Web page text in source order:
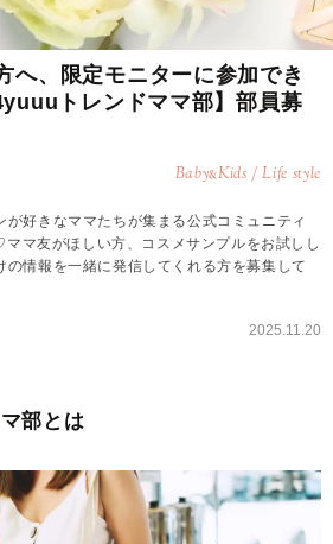
へ、限定モニターに参加でき
トレンドママ部】部員募
Baby&Kids / Life style
好きなママたちが集まる公式コミュニティ
マ友がほしい方、コスメサンプルをお試しし
の情報を一緒に発信してくれる方を募集して
2025.11.20
部とは